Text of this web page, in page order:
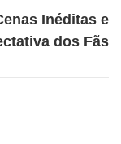
Inéditas e
dos Fãs